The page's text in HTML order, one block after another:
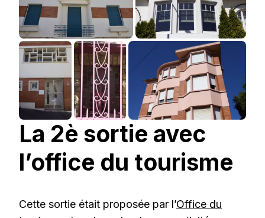
La 2è sortie avec
l’office du tourisme
Cette sortie était proposée par l’Office du